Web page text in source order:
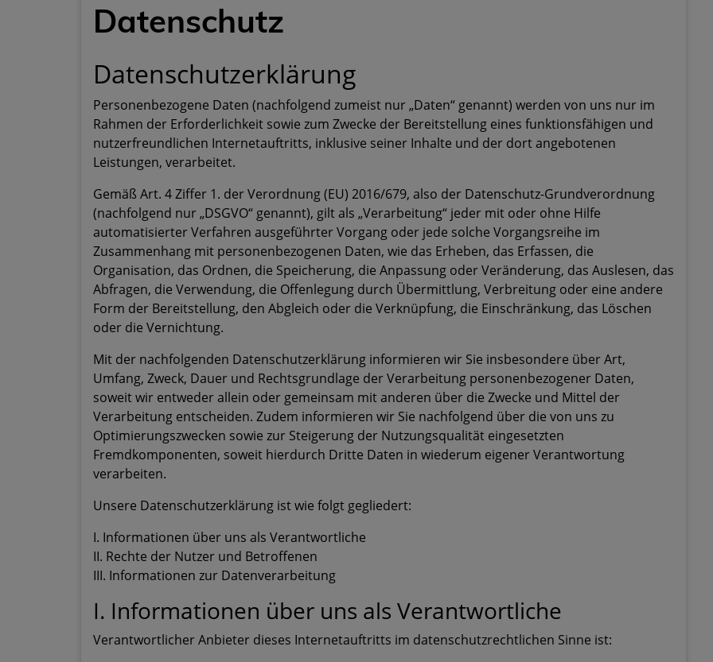
Datenschutz
Datenschutzerklärung
Personenbezogene Daten (nachfolgend zumeist nur „Daten“ genannt) werden von uns nur im
Rahmen der Erforderlichkeit sowie zum Zwecke der Bereitstellung eines funktionsfähigen und
nutzerfreundlichen Internetauftritts, inklusive seiner Inhalte und der dort angebotenen
Leistungen, verarbeitet.
Gemäß Art. 4 Ziffer 1. der Verordnung (EU) 2016/679, also der Datenschutz-Grundverordnung
(nachfolgend nur „DSGVO“ genannt), gilt als „Verarbeitung“ jeder mit oder ohne Hilfe
automatisierter Verfahren ausgeführter Vorgang oder jede solche Vorgangsreihe im
Zusammenhang mit personenbezogenen Daten, wie das Erheben, das Erfassen, die
Organisation, das Ordnen, die Speicherung, die Anpassung oder Veränderung, das Auslesen, das
Abfragen, die Verwendung, die Offenlegung durch Übermittlung, Verbreitung oder eine andere
Form der Bereitstellung, den Abgleich oder die Verknüpfung, die Einschränkung, das Löschen
oder die Vernichtung.
Mit der nachfolgenden Datenschutzerklärung informieren wir Sie insbesondere über Art,
Umfang, Zweck, Dauer und Rechtsgrundlage der Verarbeitung personenbezogener Daten,
soweit wir entweder allein oder gemeinsam mit anderen über die Zwecke und Mittel der
Verarbeitung entscheiden. Zudem informieren wir Sie nachfolgend über die von uns zu
Optimierungszwecken sowie zur Steigerung der Nutzungsqualität eingesetzten
Fremdkomponenten, soweit hierdurch Dritte Daten in wiederum eigener Verantwortung
verarbeiten.
Unsere Datenschutzerklärung ist wie folgt gegliedert:
I. Informationen über uns als Verantwortliche
II. Rechte der Nutzer und Betroffenen
III. Informationen zur Datenverarbeitung
I. Informationen über uns als Verantwortliche
Verantwortlicher Anbieter dieses Internetauftritts im datenschutzrechtlichen Sinne ist: